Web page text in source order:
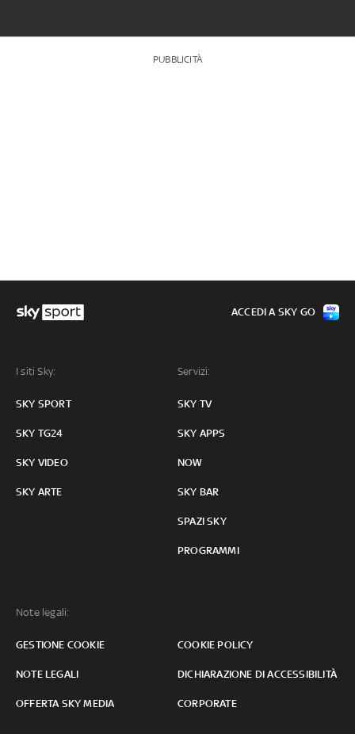
PUBBLICITÀ
I siti Sky:
SKY SPORT
SKY TG24
SKY VIDEO
SKY ARTE
Servizi:
SKY TV
SKY APPS
NOW
SKY BAR
SPAZI SKY
PROGRAMMI
Note legali:
GESTIONE COOKIE COOKIE POLICY
NOTE LEGALI DICHIARAZIONE DI ACCESSIBILITÀ
OFFERTA SKY MEDIA CORPORATE
ACCEDI A SKY GO